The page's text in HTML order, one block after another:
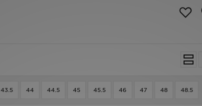
43.5 44 44.5 45 45.5 46 47 48 48.5